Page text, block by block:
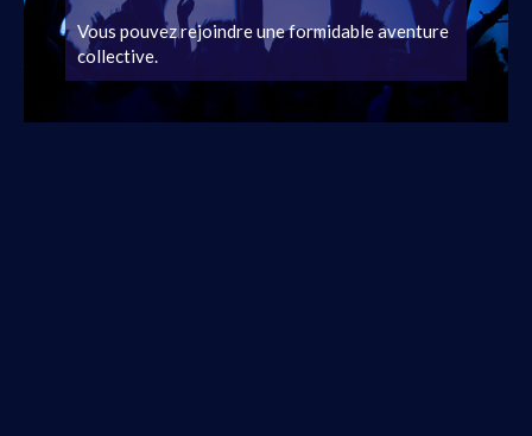
Vous pouvez rejoindre une formidable aventure
collective.